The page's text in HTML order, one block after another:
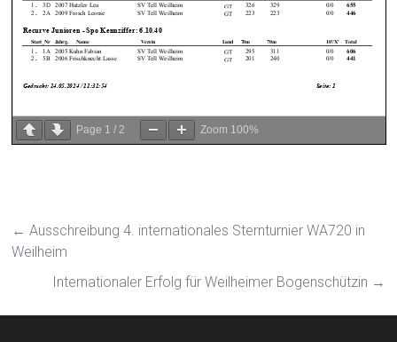
Page 1 / 2 Zoom 100%
← Ausschreibung 4. internationales Sternturnier WA720 in
Weilheim
Internationaler Erfolg für Weilheimer Bogenschützin →